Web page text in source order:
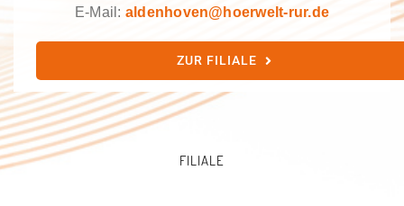
E-Mail: aldenhoven@hoerwelt-rur.de
ZUR FILIALE
FILIALE